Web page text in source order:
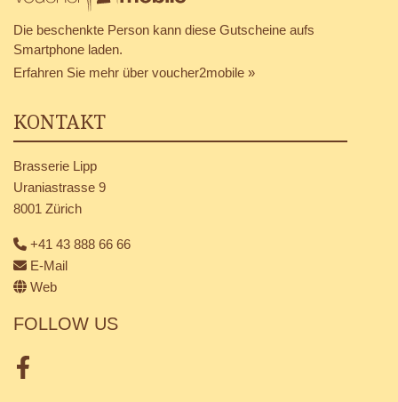
Die beschenkte Person kann diese Gutscheine aufs
Smartphone laden.
Erfahren Sie mehr über voucher2mobile »
KONTAKT
Brasserie Lipp
Uraniastrasse 9
8001 Zürich
+41 43 888 66 66
E-Mail
Web
FOLLOW US
Facebook